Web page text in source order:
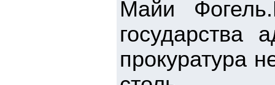
Майи
государства
прокуратура